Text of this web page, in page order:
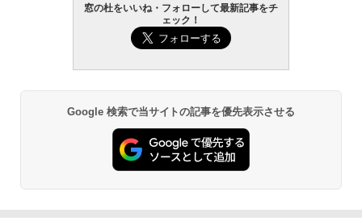
AIイラスト表現辞典: 思い通りの絵を引き
出す プロンプトの言葉 AI画像生成シリー
ズ (はぴーイラストLabo)
ClaudeCode いちばんやさしい 教科書:
方 マニュアル AI副業にもコンテンツ作成
にもKindle出版にも！ 非エンジニアのた
めのAIコーディング入門シリーズ
Amazon Kindle - 目に優しい、かさばら
ない、大きな画面で読みやすい、6週間持
続バッテリー、6インチディスプレイ電子
￥19,980
Kindle Paperwhite シグニチャーエディ
ション (32GB) 7インチディスプレイ、明
窓の杜をいいね・フォローして最新記事をチ
ェック！
Google 検索で当サイトの記事を優先表示させる